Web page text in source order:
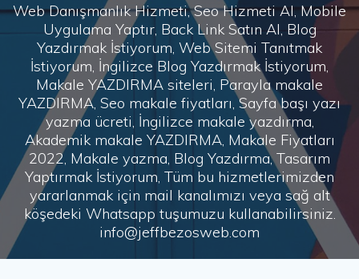
Web Danışmanlık Hizmeti, Seo Hizmeti Al, Mobile
Uygulama Yaptır, Back Link Satın Al, Blog
Yazdırmak İstiyorum, Web Sitemi Tanıtmak
İstiyorum, İngilizce Blog Yazdırmak İstiyorum,
Makale YAZDIRMA siteleri, Parayla makale
YAZDIRMA, Seo makale fiyatları, Sayfa başı yazı
yazma ücreti, İngilizce makale yazdırma,
Akademik makale YAZDIRMA, Makale Fiyatları
2022, Makale yazma, Blog Yazdırma, Tasarım
Yaptırmak İstiyorum, Tüm bu hizmetlerimizden
yararlanmak için mail kanalımızı veya sağ alt
köşedeki Whatsapp tuşumuzu kullanabilirsiniz.
info@jeffbezosweb.com